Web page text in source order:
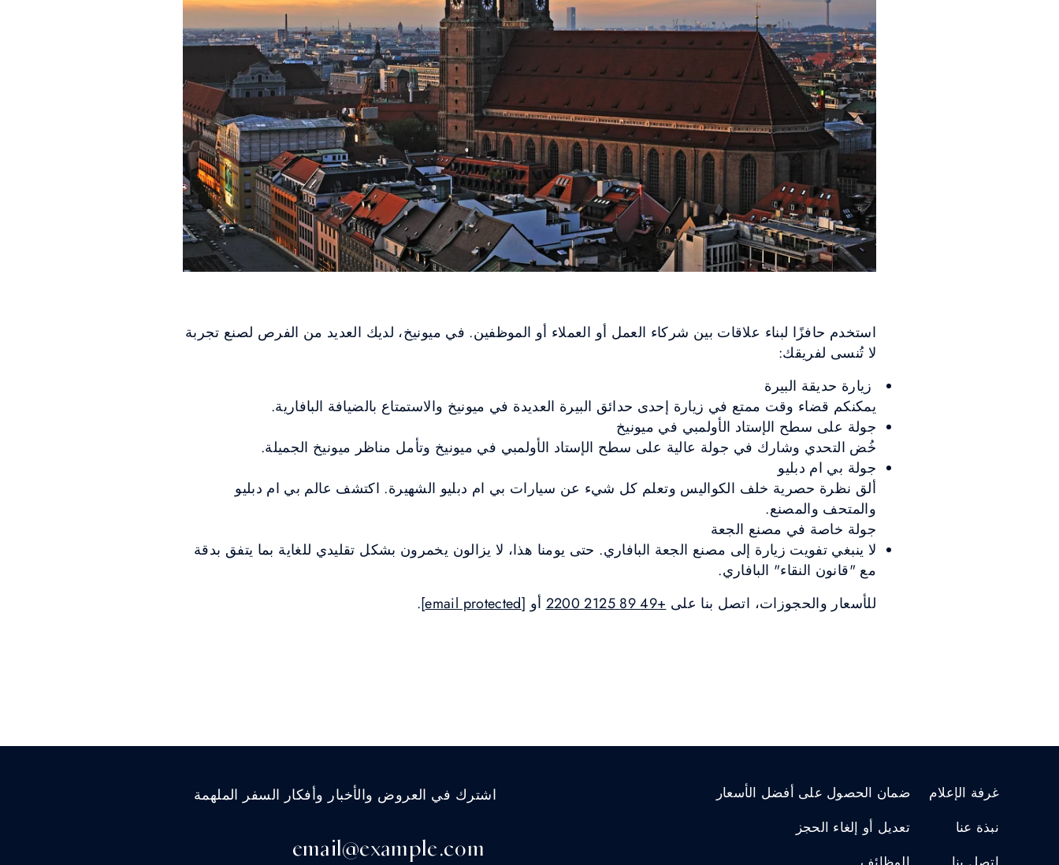
استخدم حافزًا لبناء علاقات بين شركاء العمل أو العملاء أو الموظفين. في ميونيخ، لديك العديد من الفرص لصنع تجربة
لا تُنسى لفريقك:
زيارة حديقة البيرة
يمكنكم قضاء وقت ممتع في زيارة إحدى حدائق البيرة العديدة في ميونيخ والاستمتاع بالضيافة البافارية.
جولة على سطح الإستاد الأولمبي في ميونيخ
خُض التحدي وشارك في جولة عالية على سطح الإستاد الأولمبي في ميونيخ وتأمل مناظر ميونيخ الجميلة.
جولة بي ام دبليو
ألق نظرة حصرية خلف الكواليس وتعلم كل شيء عن سيارات بي ام دبليو الشهيرة. اكتشف عالم بي ام دبليو
والمتحف والمصنع.
جولة خاصة في مصنع الجعة
لا ينبغي تفويت زيارة إلى مصنع الجعة البافاري. حتى يومنا هذا، لا يزالون يخمرون بشكل تقليدي للغاية بما يتفق بدقة
مع "قانون النقاء" البافاري.
للأسعار والحجوزات، اتصل بنا على +49 89 2125 2200 أو [email protected]
.
غرفة الإعلام
نبذة عنا
ضمان الحصول على أفضل الأسعار
تعديل أو إلغاء الحجز
اشترك في العروض والأخبار وأفكار السفر الملهمة